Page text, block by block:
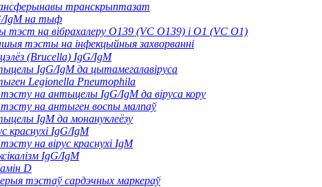
транскрыптазат
IgM на тыф
тэст на вібрахалеру O139 (VC O139) і O1 (VC O1)
тэсты на інфекцыйныя захворванні
(Brucella) IgG/IgM
IgG/IgM да цытамегалавіруса
Legionella Pneumophila
на антыцелы IgG/IgM да віруса кору
на антыген воспы малпаў
IgM да монануклеёзу
краснухі IgG/IgM
на вірус краснухі IgM
IgG/IgM
D
тэстаў сардэчных маркераў